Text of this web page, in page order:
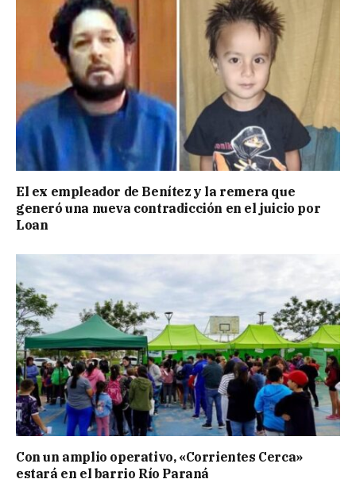
El ex empleador de Benítez y la remera que
generó una nueva contradicción en el juicio por
Loan
Con un amplio operativo, «Corrientes Cerca»
estará en el barrio Río Paraná